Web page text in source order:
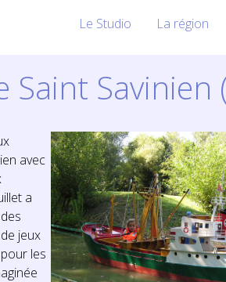
Le Studio La région
Savinien
avec
a
jeux
les